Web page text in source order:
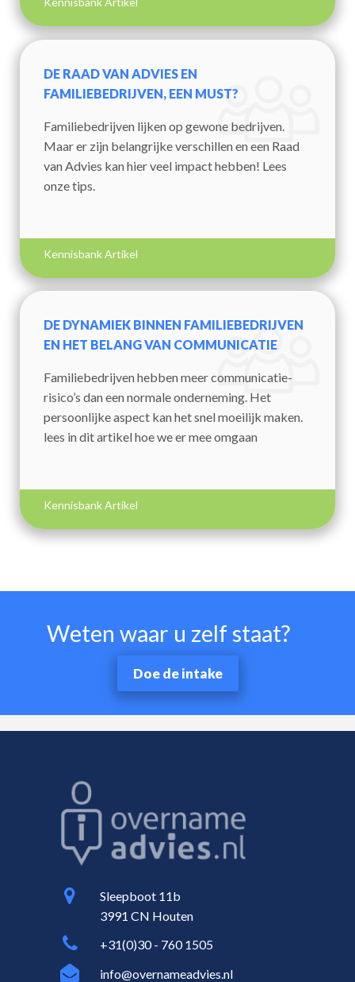
DE RAAD VAN ADVIES EN
FAMILIEBEDRIJVEN, EEN MUST?
Familiebedrijven lijken op gewone bedrijven.
Maar er zijn belangrijke verschillen en een Raad
van Advies kan hier veel impact hebben! Lees
onze tips.
Kennisbank Artikel
DE DYNAMIEK BINNEN FAMILIEBEDRIJVEN
EN HET BELANG VAN COMMUNICATIE
Familiebedrijven hebben meer communicatie-
risico’s dan een normale onderneming. Het
persoonlijke aspect kan het snel moeilijk maken.
lees in dit artikel hoe we er mee omgaan
Kennisbank Artikel
Weten waar u zelf staat?
Doe de intake
Sleepboot 11b
3991 CN Houten
+31(0)30 - 760 1505
info@overnameadvies.nl